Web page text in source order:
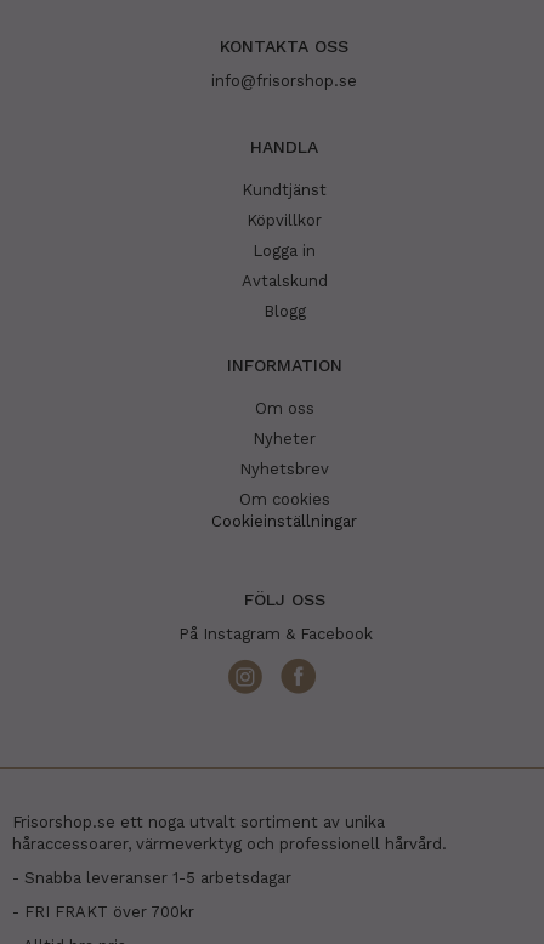
KONTAKTA OSS
info@frisorshop.se
HANDLA
Kundtjänst
Köpvillkor
Logga in
Avtalskund
Blogg
INFORMATION
Om oss
Nyheter
Nyhetsbrev
Om cookies
Cookieinställningar
FÖLJ OSS
På Instagram & Facebook
Frisorshop.se ett noga utvalt sortiment av unika
håraccessoarer, värmeverktyg och professionell hårvård.
- Snabba leveranser 1-5 arbetsdagar
- FRI FRAKT över 700kr